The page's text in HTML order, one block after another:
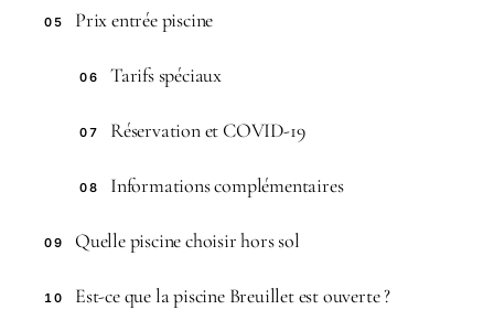
05 Prix entrée piscine
06 Tarifs spéciaux
07 Réservation et COVID-19
08 Informations complémentaires
09 Quelle piscine choisir hors sol
10 Est-ce que la piscine Breuillet est ouverte ?